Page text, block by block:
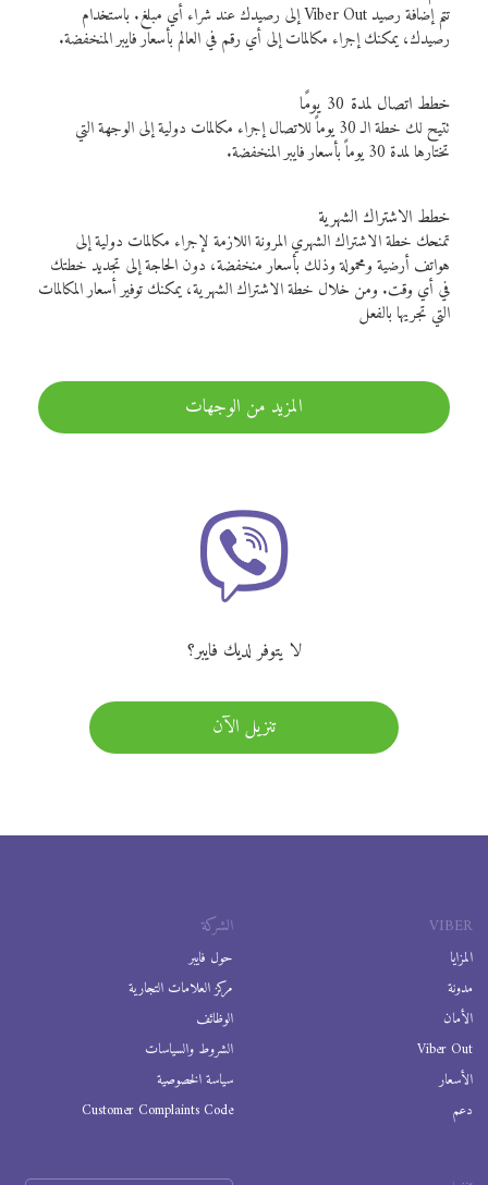
تتم إضافة رصيد Viber Out إلى رصيدك عند شراء أي مبلغ. باستخدام
رصيدك، يمكنك إجراء مكالمات إلى أي رقم في العالم بأسعار فايبر المنخفضة.
خطط اتصال لمدة 30 يومًا
تتيح لك خطة الـ 30 يوماً للاتصال إجراء مكالمات دولية إلى الوجهة التي
تختارها لمدة 30 يوماً بأسعار فايبر المنخفضة.
خطط الاشتراك الشهرية
تمنحك خطة الاشتراك الشهري المرونة اللازمة لإجراء مكالمات دولية إلى
هواتف أرضية ومحمولة وذلك بأسعار منخفضة، دون الحاجة إلى تجديد خطتك
في أي وقت. ومن خلال خطة الاشتراك الشهرية، يمكنك توفير أسعار المكالمات
التي تجريها بالفعل
المزيد من الوجهات
لا يتوفر لديك فايبر؟
تنزيل الآن
VIBER
المزايا
مدونة
الأمان
Viber Out
الأسعار
دعم
الشركة
حول فايبر
مركز العلامات التجارية
الوظائف
الشروط والسياسات
سياسة الخصوصية
Customer Complaints Code